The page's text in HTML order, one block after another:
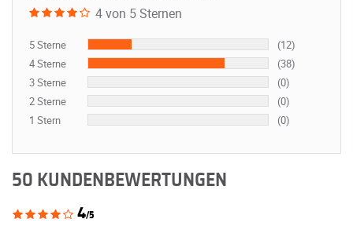
4 von 5 Sternen
5 Sterne
(12)
4 Sterne
(38)
3 Sterne
(0)
2 Sterne
(0)
1 Stern
(0)
50 KUNDENBEWERTUNGEN
4/5